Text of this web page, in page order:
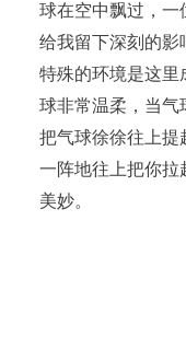
球在空中飘过，一
给我留下深刻的影
特殊的环境是这里
球非常温柔，当气
把气球徐徐往上提
一阵地往上把你拉
美妙。